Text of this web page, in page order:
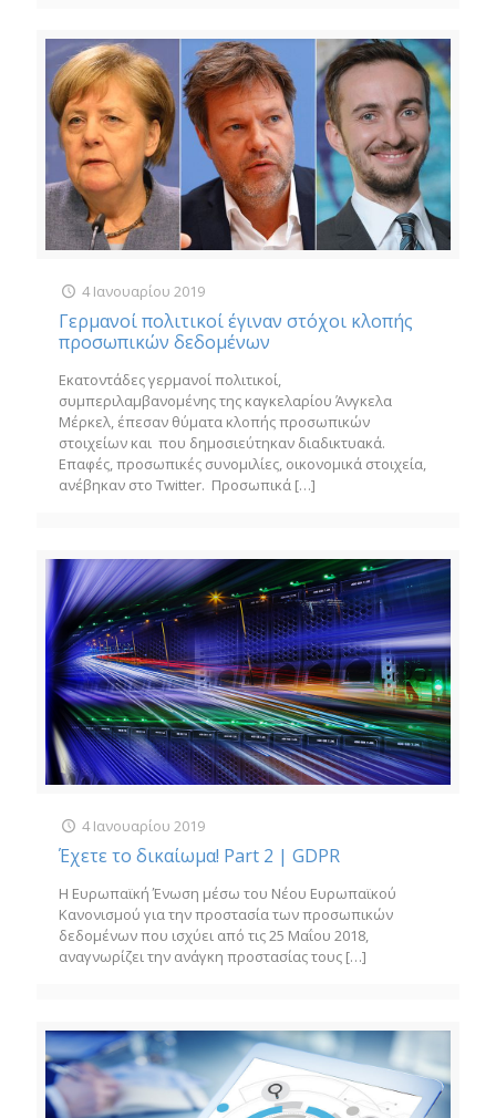
4 Ιανουαρίου 2019
Γερμανοί πολιτικοί έγιναν στόχοι κλοπής
προσωπικών δεδομένων
Εκατοντάδες γερμανοί πολιτικοί,
συμπεριλαμβανομένης της καγκελαρίου Άνγκελα
Μέρκελ, έπεσαν θύματα κλοπής προσωπικών
στοιχείων και που δημοσιεύτηκαν διαδικτυακά.
Επαφές, προσωπικές συνομιλίες, οικονομικά στοιχεία,
ανέβηκαν στο Twitter. Προσωπικά […]
4 Ιανουαρίου 2019
Έχετε το δικαίωμα! Part 2 | GDPR
Η Ευρωπαϊκή Ένωση μέσω του Νέου Ευρωπαϊκού
Κανονισμού για την προστασία των προσωπικών
δεδομένων που ισχύει από τις 25 Μαΐου 2018,
αναγνωρίζει την ανάγκη προστασίας τους […]